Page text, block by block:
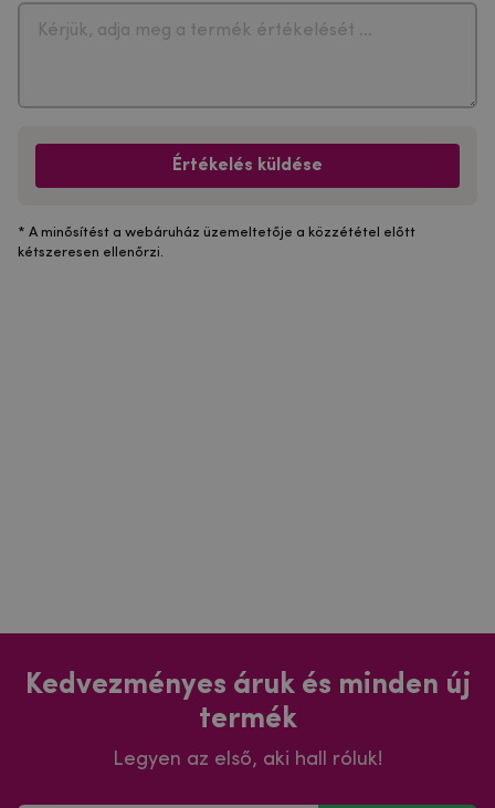
Értékelés küldése
* A minősítést a webáruház üzemeltetője a közzététel előtt
kétszeresen ellenőrzi.
Kedvezményes áruk és minden új
termék
Legyen az első, aki hall róluk!